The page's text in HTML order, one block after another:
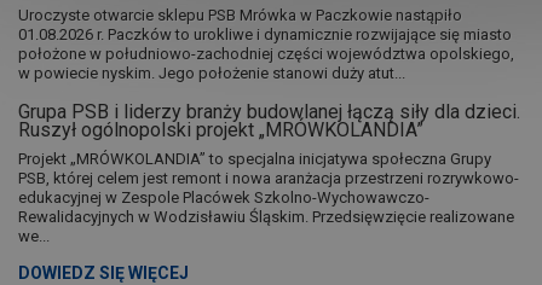
Uroczyste otwarcie sklepu PSB Mrówka w Paczkowie nastąpiło
01.08.2026 r. Paczków to urokliwe i dynamicznie rozwijające się miasto
położone w południowo-zachodniej części województwa opolskiego,
w powiecie nyskim. Jego położenie stanowi duży atut...
Grupa PSB i liderzy branży budowlanej łączą siły dla dzieci.
Ruszył ogólnopolski projekt „MRÓWKOLANDIA”
Projekt „MRÓWKOLANDIA” to specjalna inicjatywa społeczna Grupy
PSB, której celem jest remont i nowa aranżacja przestrzeni rozrywkowo-
edukacyjnej w Zespole Placówek Szkolno-Wychowawczo-
Rewalidacyjnych w Wodzisławiu Śląskim. Przedsięwzięcie realizowane
we...
DOWIEDZ SIĘ WIĘCEJ